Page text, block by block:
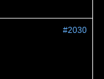
#2030